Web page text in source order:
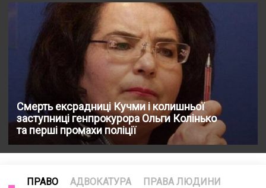
Смерть ексрадниці Кучми і колишньої
заступниці генпрокурора Ольги Колінько
та перші промахи поліції
ПРАВО АДВОКАТУРА
ПРАВА ЛЮДИНИ